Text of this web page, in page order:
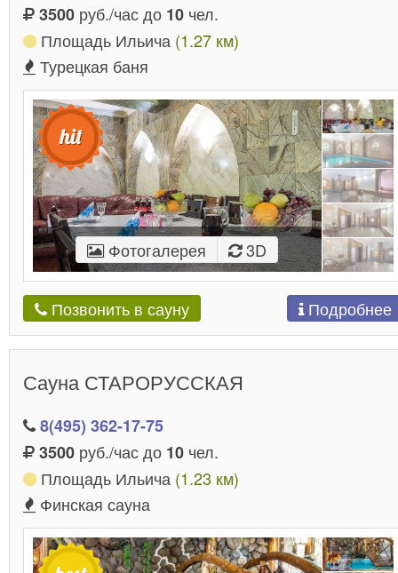
3500 руб./час до 10 чел.
Площадь Ильича (1.27 км)
Турецкая баня
Фотогалерея 3D
Позвонить в сауну Подробнее
Сауна СТАРОРУССКАЯ
8(495) 362-17-75
3500 руб./час до 10 чел.
Площадь Ильича (1.23 км)
Финская сауна